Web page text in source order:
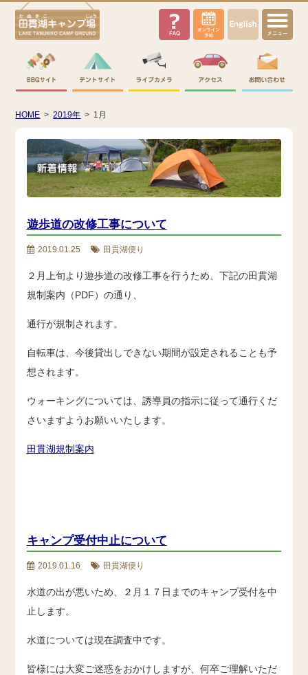
English
HOME >2019年 > 1月
遊歩道の改修工事について
2019.01.25 田貫湖便り
２月上旬より遊歩道の改修工事を行うため、下記の田貫湖
規制案内（PDF）の通り、
通行が規制されます。
自転車は、今後貸出しできない期間が設定されることも予
想されます。
ウォーキングについては、誘導員の指示に従って通行くだ
さいますようお願いいたします。
田貫湖規制案内
キャンプ受付中止について
2019.01.16 田貫湖便り
水道の出が悪いため、２月１７日までのキャンプ受付を中
止します。
水道については現在調査中です。
皆様には大変ご迷惑をおかけしますが、何卒ご理解いただ